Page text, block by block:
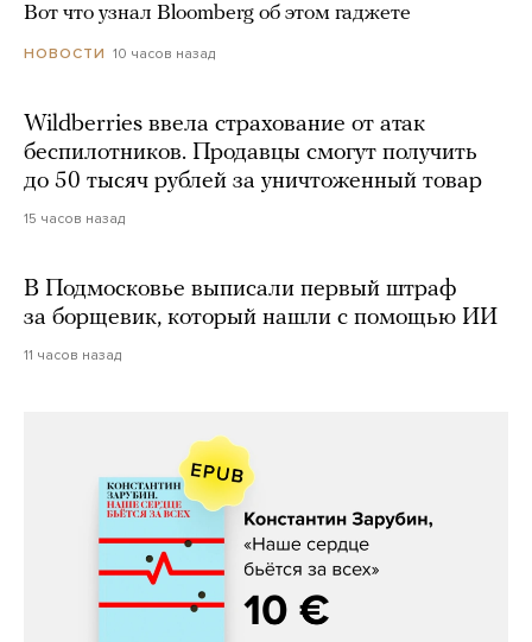
Вот что узнал Bloomberg об этом гаджете
НОВОСТИ 10 часов назад
Wildberries ввела страхование от атак
беспилотников. Продавцы смогут получить
до 50 тысяч рублей за уничтоженный товар
15 часов назад
В Подмосковье выписали первый штраф
за борщевик, который нашли с помощью ИИ
11 часов назад